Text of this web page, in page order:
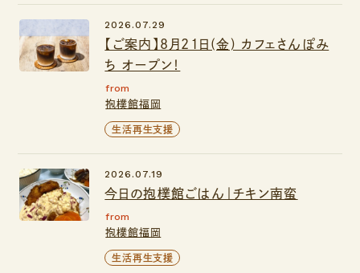
【ご案内】8月21日(金) カフェさんぽみ
ち オープン！
2026.07.29
from
抱樸館福岡
生活再生支援
今日の抱樸館ごはん｜チキン南蛮
2026.07.19
from
抱樸館福岡
生活再生支援